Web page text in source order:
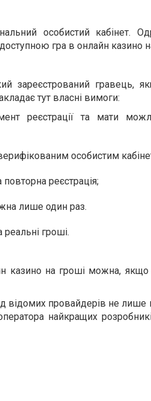
особистий кабінет.
гра в онлайн казино
зареєстрований гравець,
тут власні вимоги:
реєстрації та мати
особистим
реєстрація;
лише один раз.
гроші.
казино на гроші можна,
відомих провайдерів не лише
найкращих